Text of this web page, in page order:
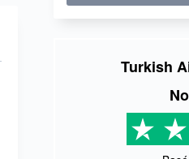
Turkish